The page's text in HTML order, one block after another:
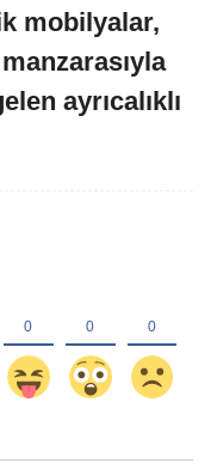
mobilyalar,
ayrıcalıklı